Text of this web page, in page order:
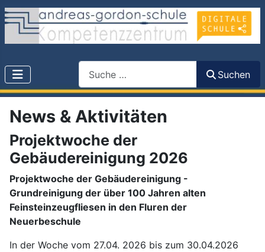
Suchen
News & Aktivitäten
Projektwoche der
Gebäudereinigung 2026
Projektwoche der Gebäudereinigung -
Grundreinigung der über 100 Jahren alten
Feinsteinzeugfliesen in den Fluren der
Neuerbeschule
In der Woche vom 27.04. 2026 bis zum 30.04.2026